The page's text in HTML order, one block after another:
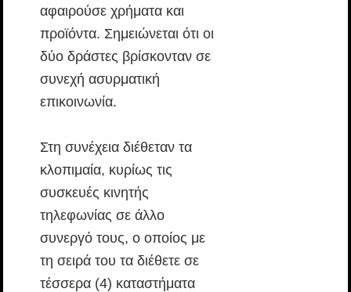
αφαιρούσε χρήματα και
προϊόντα. Σημειώνεται ότι οι
δύο δράστες βρίσκονταν σε
συνεχή ασυρματική
επικοινωνία.
Στη συνέχεια διέθεταν τα
κλοπιμαία, κυρίως τις
συσκευές κινητής
τηλεφωνίας σε άλλο
συνεργό τους, ο οποίος με
τη σειρά του τα διέθετε σε
τέσσερα (4) καταστήματα